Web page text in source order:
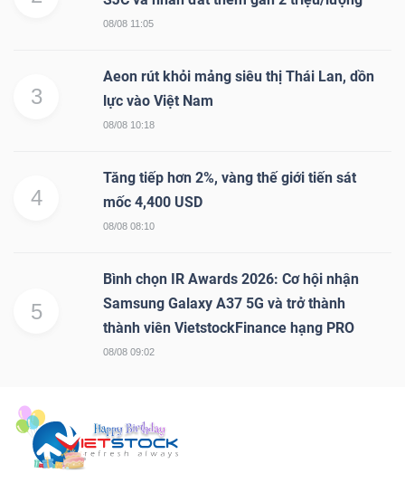
08/08 11:05
3
Aeon rút khỏi mảng siêu thị Thái Lan, dồn
lực vào Việt Nam
08/08 10:18
4
Tăng tiếp hơn 2%, vàng thế giới tiến sát
mốc 4,400 USD
08/08 08:10
5
Bình chọn IR Awards 2026: Cơ hội nhận
Samsung Galaxy A37 5G và trở thành
thành viên VietstockFinance hạng PRO
08/08 09:02